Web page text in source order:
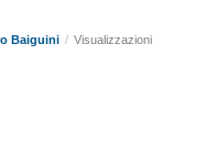
Baiguini / Visualizzazioni